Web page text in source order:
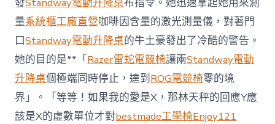
造
吉
打
成
國
際
漁
港〉
中
量系統櫃工廠直營咖啡因含量的激光測量儀，對著門
口Standway電動升降桌的牛土豪發出了冷酷的警告。
她的目的是**「Razer雷蛇電競椅讓兩Standway電動
升降桌個極端同時停止，達到ROG電競椅零的境
界」。「等等！如果我的愛是X，那林天秤的回應Y應
該是X的虛數單位才對bestmade工學椅Enjoy121